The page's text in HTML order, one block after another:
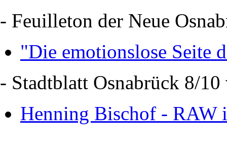
- Feuilleton der Neue
"Die emotionslose Seite
- Stadtblatt Osnabrück 8/
Henning Bischof - RAW